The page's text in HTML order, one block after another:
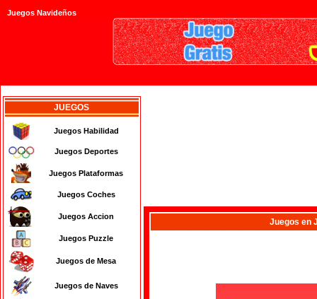
Juegos Navideños
JUEGOS
Juegos Habilidad
Juegos Deportes
Juegos Plataformas
Juegos Coches
Juegos Accion
Juegos Puzzle
Juegos de Mesa
Juegos de Naves
Juegos en